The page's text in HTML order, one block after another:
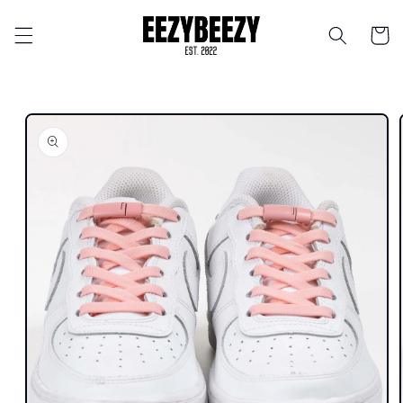
sisältöön
Siirry
tuotetietoihin